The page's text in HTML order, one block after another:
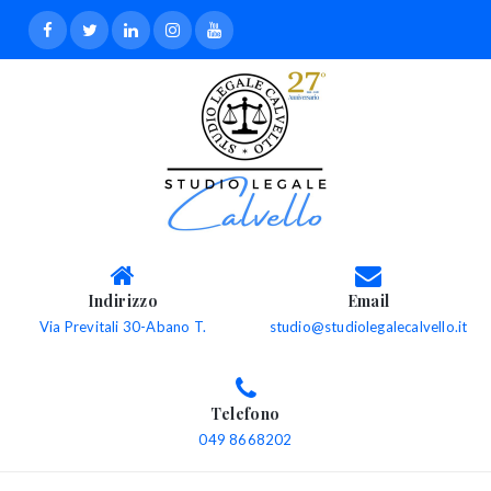
Indirizzo
Via Previtali 30-Abano T.
Email
studio@studiolegalecalvello.it
Telefono
049 8668202